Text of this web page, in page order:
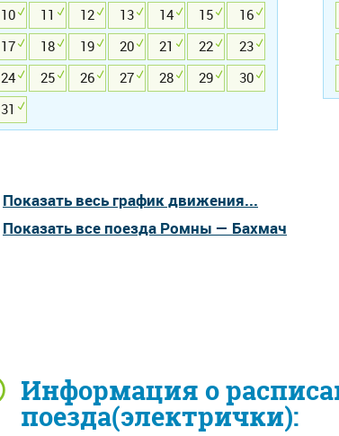
Информация о
поезда(электрички):
10
11 12 13 14 15
16
17
18 19 20 21 22
23
24
25 26 27 28 29
30
31
Показать весь график движения...
Показать все поезда Ромны — Бахмач